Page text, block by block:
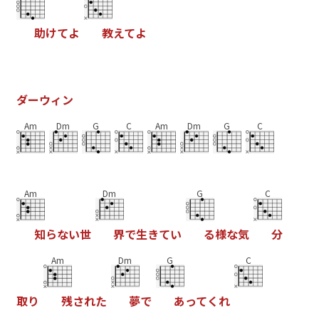
助けてよ 教えてよ
ダーウィ ン
Am Dm G C Am Dm G C
Am
知らない世
Dm
界で生きてい
G
る様な気
C
分
取り
Am
残された
Dm
夢で
G
あってく れ
C